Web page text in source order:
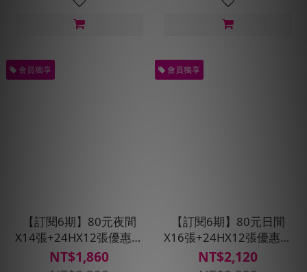
會員獨享
【訂閱6期】80元夜間
X14張+24HX12張優惠搭
車金★贈預約派車1次
NT$1,860
會員獨享
【訂閱6期】80元日間
X16張+24HX12張優惠搭
車金★贈預約派車1次
NT$2,120